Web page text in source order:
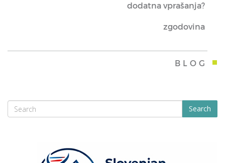
dodatna vprašanja?
zgodovina
BLOG
Search